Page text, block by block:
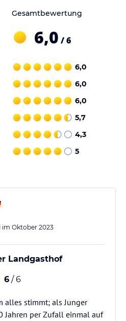
Gesamtbewertung
6,0 / 6
6,0
6,0
6,0
5,7
4,3
5
im Oktober 2023
Landgasthof
6 / 6
alles stimmt; als Junger
Jahren per Zufall einmal auf